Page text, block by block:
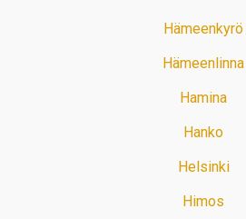
Hämeenkyrö
Hämeenlinna
Hamina
Hanko
Helsinki
Himos